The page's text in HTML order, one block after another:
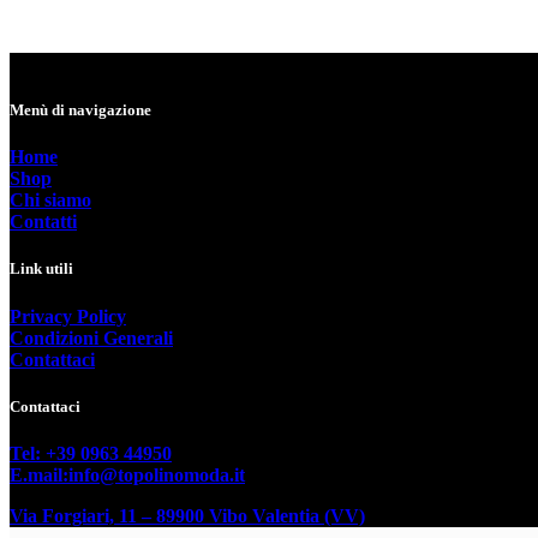
Menù di navigazione
Home
Shop
Chi siamo
Contatti
Link utili
Privacy Policy
Condizioni Generali
Contattaci
Contattaci
Tel: +39 0963 44950
E.mail:info@topolinomoda.it
Via Forgiari, 11 – 89900 Vibo Valentia (VV)